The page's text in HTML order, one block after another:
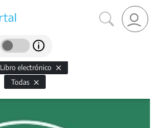
Libro electrónico
Todas